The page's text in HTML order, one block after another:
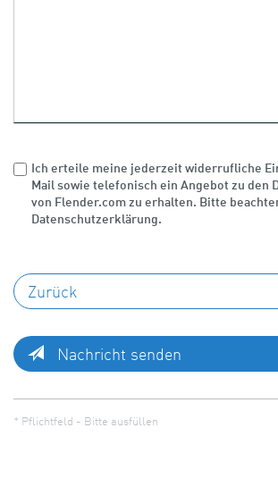
Ich erteile meine jederzeit widerrufliche
Mail sowie telefonisch ein Angebot zu den
von Flender.com zu erhalten. Bitte
Datenschutzerklärung.
Nachricht senden
* Pflichtfeld - Bitte ausfüllen